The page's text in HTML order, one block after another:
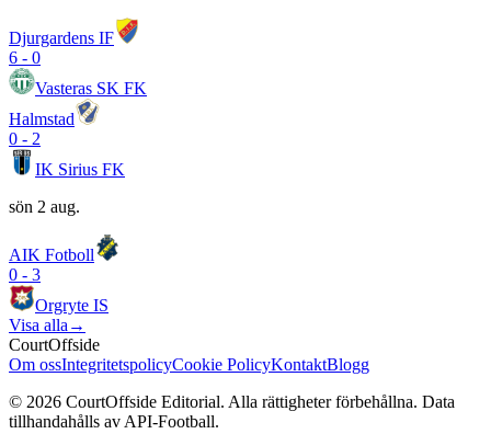
Djurgardens IF
6 - 0
Vasteras SK FK
Halmstad
0 - 2
IK Sirius FK
sön 2 aug.
AIK Fotboll
0 - 3
Orgryte IS
Visa alla →
CourtOffside
Om ossIntegritetspolicyCookie PolicyKontaktBlogg
© 2026 CourtOffside Editorial. Alla rättigheter förbehållna. Data
tillhandahålls av API-Football.